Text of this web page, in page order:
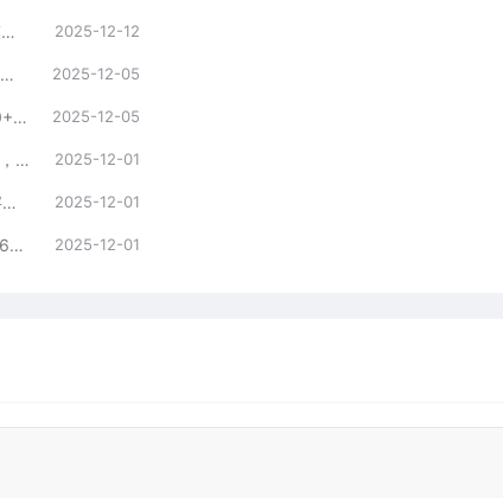
【第14093期】AI+PPT代写暴力搞钱：无脑套模板月入2万+，月入1-3万实战手册 2025-12-12
【第14071期】小红书虚拟资料新风口，0成本可复制，一人多店跑出稳定1000+玩法 2025-12-05
【第14031期】AI制作微课视频，一单300-1000+，蓝海项目，单子做不完，提供接单渠道！ 2025-12-05
【第14025期】小白也能做！AI辅助制作古风MV，小红薯一单100 2025-12-01
【第14020期】AI自动写小说，一键生成120万字，普通人每月也能躺赚2w+ 2025-12-01
【第14019期】年前风口！淘宝带货，无人直播160小时卖了6万！ 2025-12-01